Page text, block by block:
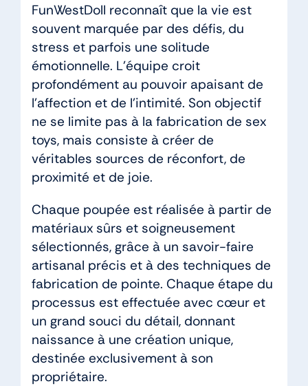
FunWestDoll reconnaît que la vie est
souvent marquée par des défis, du
stress et parfois une solitude
émotionnelle. L’équipe croit
profondément au pouvoir apaisant de
l’affection et de l’intimité. Son objectif
ne se limite pas à la fabrication de sex
toys, mais consiste à créer de
véritables sources de réconfort, de
proximité et de joie.
Chaque poupée est réalisée à partir de
matériaux sûrs et soigneusement
sélectionnés, grâce à un savoir-faire
artisanal précis et à des techniques de
fabrication de pointe. Chaque étape du
processus est effectuée avec cœur et
un grand souci du détail, donnant
naissance à une création unique,
destinée exclusivement à son
propriétaire.